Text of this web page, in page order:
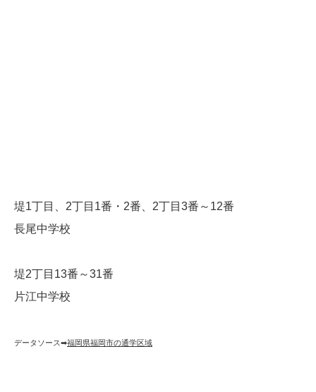
堤1丁目、2丁目1番・2番、2丁目3番～12番
長尾中学校
堤2丁目13番～31番
片江中学校
データソース➡︎福岡県福岡市の通学区域